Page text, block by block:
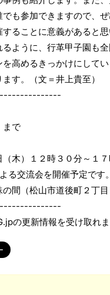
も参加できますので、
ることに意義があると思
ように、行革甲子園も
高めるきっかけにしてい
す。（文＝井上貴至）
まで
木）１２時３０分～１
る交流会を開催予定です。
間（松山市道後町２丁目
の更新情報を受け取れま